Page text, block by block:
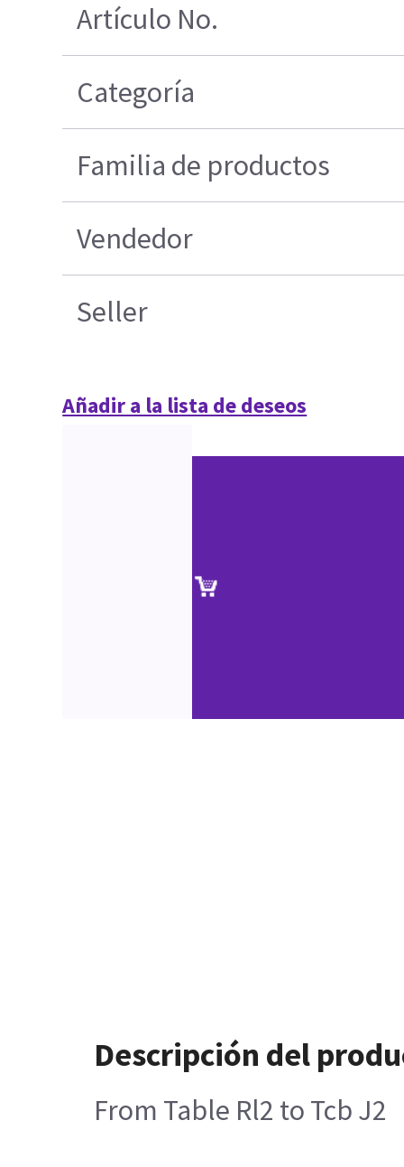
Artículo No.
Categoría
Familia de productos
Vendedor
Seller
Añadir a la lista de deseos
Descripción del
From Table Rl2 to Tcb J2